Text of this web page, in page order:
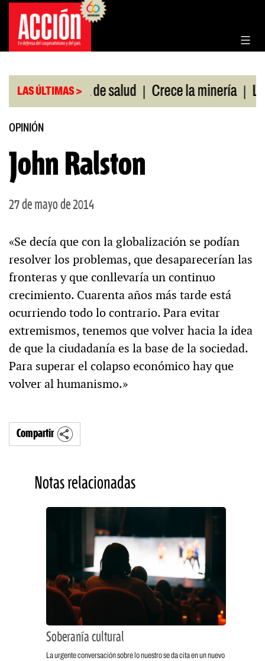
Saltar
contenido
LAS ÚLTIMAS >
cobertura de salud | Crece la minería | La
OPINIÓN
John Ralston
27 de mayo de 2014
«Se decía que con la globalización se podían
resolver los problemas, que desaparecerían las
fronteras y que conllevaría un continuo
crecimiento. Cuarenta años más tarde está
ocurriendo todo lo contrario. Para evitar
extremismos, tenemos que volver hacia la idea
de que la ciudadanía es la base de la sociedad.
Para superar el colapso económico hay que
volver al humanismo.»
Compartir
Notas relacionadas
Soberanía cultural
La urgente conversación sobre lo nuestro se da cita en un nuevo